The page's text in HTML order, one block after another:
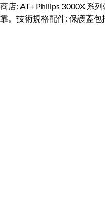
商店: AT+ Philips 3000X 系
靠。技術規格配件: 保護蓋